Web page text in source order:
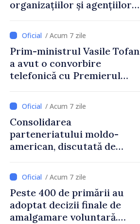
organizațiilor și agențiilor
Moldova
/ Acum 7 zile
Prim-ministrul Vasile Tofan
a avut o convorbire
telefonică cu Premierul
/ Acum 7 zile
Consolidarea
parteneriatului moldo-
american, discutată de
și însărcinatul cu afaceri al
SUA, Nick Pietrowicz
/ Acum 7 zile
Peste 400 de primării au
adoptat decizii finale de
amalgamare voluntară.